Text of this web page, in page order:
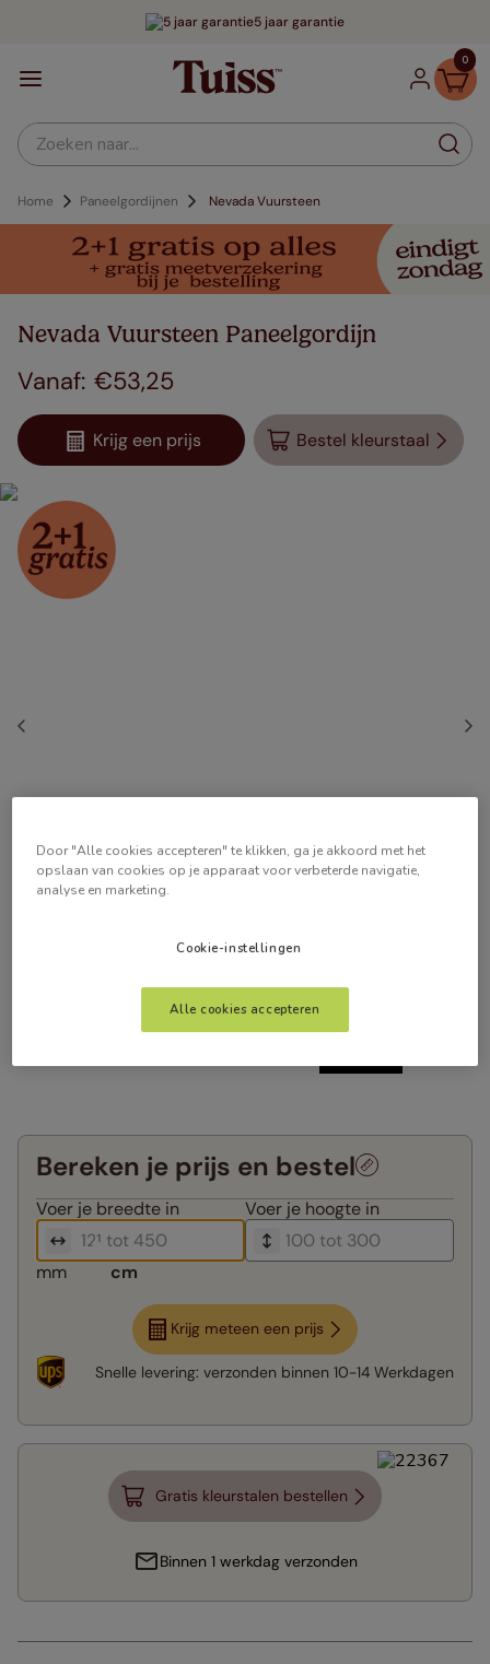
5 jaar garantie
0
Zoeken naar...
Home Paneelgordijnen Nevada Vuursteen
Nevada Vuursteen Paneelgordijn
€53,25
Krijg een prijs Bestel kleurstaal
Bereken je prijs en bestel
Voer je breedte in Voer je hoogte in
mm cm
Krijg meteen een prijs
Snelle levering: verzonden binnen 10-14 Werkdagen
Gratis kleurstalen bestellen
Binnen 1 werkdag verzonden
Door "Alle cookies accepteren" te klikken, ga je akkoord met het
opslaan van cookies op je apparaat voor verbeterde navigatie,
analyse en marketing.
Cookie-instellingen
Alle cookies accepteren